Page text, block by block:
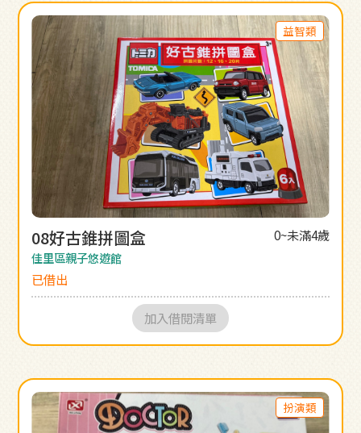
益智類
08好古錐拼圖盒 0~未滿4歲
佳里區親子悠遊館
已借出
加入借閱清單
扮演類